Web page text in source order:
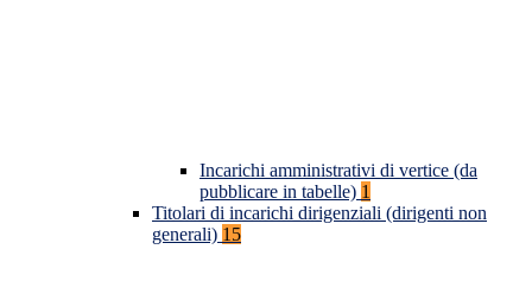
Incarichi amministrativi di vertice (da
pubblicare in tabelle) 1
Titolari di incarichi dirigenziali (dirigenti non
generali) 15